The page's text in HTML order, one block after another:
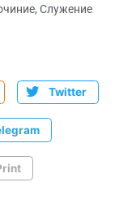
, Служение
Twitter